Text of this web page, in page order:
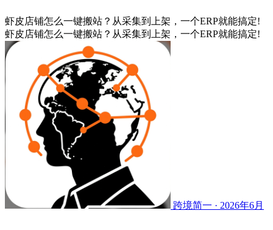
虾皮店铺怎么一键搬站？从采集到上架，一个ERP就能搞定!
虾皮店铺怎么一键搬站？从采集到上架，一个ERP就能搞定!
跨境简一 · 2026年6月